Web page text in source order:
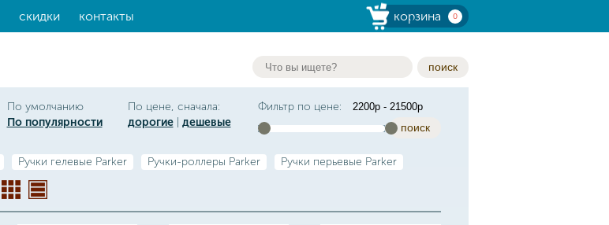
скидки контакты корзина 0
поиск
По умолчанию
По популярности
По цене, сначала:
дорогие| дешевые
Фильтр по цене:
поиск
Ручки гелевые Parker Ручки-роллеры Parker Ручки перьевые Parker